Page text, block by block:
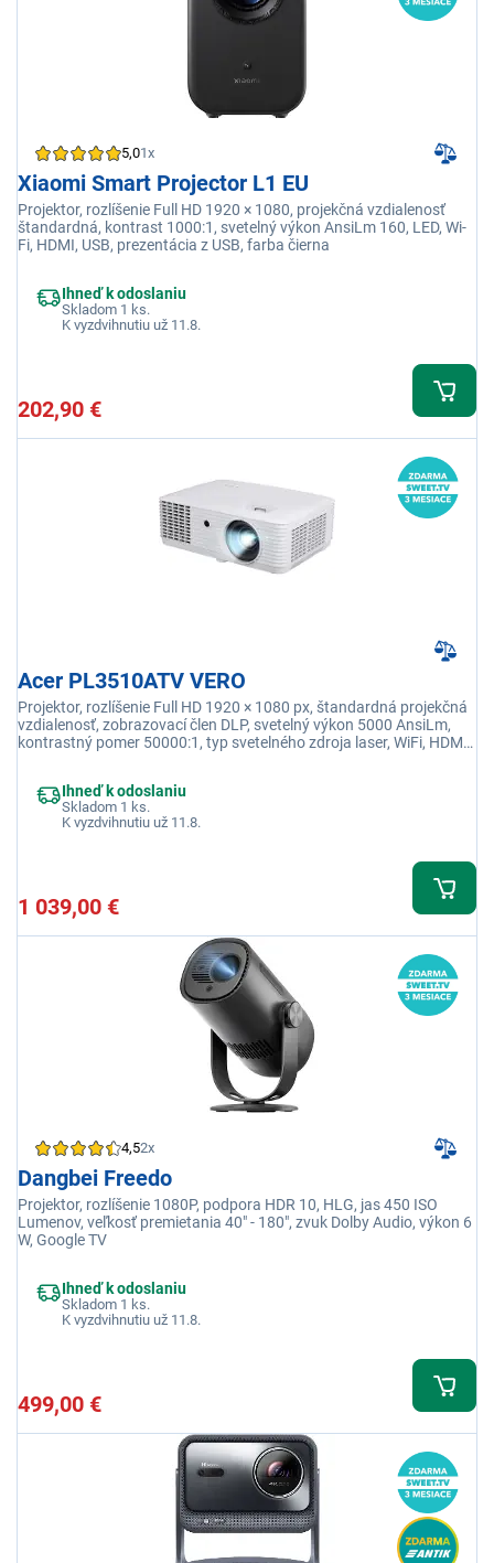
5,01x
Xiaomi Smart Projector L1 EU
Projektor, rozlíšenie Full HD 1920 × 1080, projekčná vzdialenosť
štandardná, kontrast 1000:1, svetelný výkon AnsiLm 160, LED, Wi-
Fi, HDMI, USB, prezentácia z USB, farba čierna
Ihneď k odoslaniu
Skladom 1 ks.
K vyzdvihnutiu už 11.8.
202,90 €
Acer PL3510ATV VERO
Projektor, rozlíšenie Full HD 1920 × 1080 px, štandardná projekčná
vzdialenosť, zobrazovací člen DLP, svetelný výkon 5000 AnsiLm,
kontrastný pomer 50000:1, typ svetelného zdroja laser, WiFi, HDMI,
Ihneď k odoslaniu
Skladom 1 ks.
K vyzdvihnutiu už 11.8.
1 039,00 €
4,52x
Dangbei Freedo
Projektor, rozlíšenie 1080P, podpora HDR 10, HLG, jas 450 ISO
Lumenov, veľkosť premietania 40" - 180", zvuk Dolby Audio, výkon 6
W, Google TV
Ihneď k odoslaniu
Skladom 1 ks.
K vyzdvihnutiu už 11.8.
499,00 €